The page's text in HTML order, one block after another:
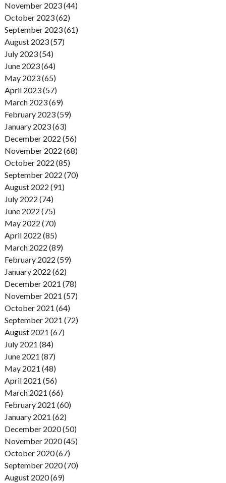
November 2023 (44)
October 2023 (62)
September 2023 (61)
August 2023 (57)
July 2023 (54)
June 2023 (64)
May 2023 (65)
April 2023 (57)
March 2023 (69)
February 2023 (59)
January 2023 (63)
December 2022 (56)
November 2022 (68)
October 2022 (85)
September 2022 (70)
August 2022 (91)
July 2022 (74)
June 2022 (75)
May 2022 (70)
April 2022 (85)
March 2022 (89)
February 2022 (59)
January 2022 (62)
December 2021 (78)
November 2021 (57)
October 2021 (64)
September 2021 (72)
August 2021 (67)
July 2021 (84)
June 2021 (87)
May 2021 (48)
April 2021 (56)
March 2021 (66)
February 2021 (60)
January 2021 (62)
December 2020 (50)
November 2020 (45)
October 2020 (67)
September 2020 (70)
August 2020 (69)